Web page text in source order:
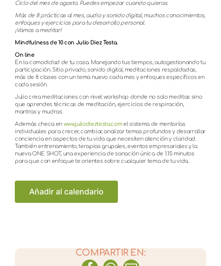
Ciclo del mes de agosto. Puedes empezar cuando quieras.
Más de 8 prácticas al mes, audio y sonido digital, muchos conocimientos,
enfoques y ejercicios para tu desarrollo personal.
¡Vamos a meditar!
Mindfulness de 10 con Julio Diez Testa.
On line
En la comodidad de tu casa. Manejando tus tiempos, autogestionando tu
participación. Sitio privado, sonido digital, meditaciones respaldadas,
más de 8 clases con un tema nuevo cada mes y enfoques específicos en
cada sesión.
Julio crea meditaciones con nivel workshop donde no solo meditas sino
que aprendes técnicas de meditación, ejercicios de respiración,
mantras y mudras.
Además checa en www.juliodieztesta.com el sistema de mentorías
individuales para crecer, cambiar, analizar temas profundos y desarrollar
conciencia en aspectos de tu vida que necesiten atención y claridad.
También entrenamiento, terapias grupales, eventos empresariales y la
nueva ONE SHOT, una experiencia de sanación única de 1.15 minutos
para que con enfoque te orientes sobre cualquier tema de tu vida.
Añadir al calendario
COMPARTIR EN: